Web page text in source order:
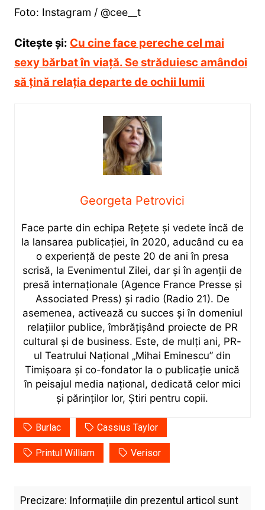
Foto: Instagram / @cee__t
Citește și: Cu cine face pereche cel mai
sexy bărbat în viaţă. Se străduiesc amândoi
să țină relația departe de ochii lumii
Georgeta Petrovici
Face parte din echipa Rețete și vedete încă de
la lansarea publicației, în 2020, aducând cu ea
o experiență de peste 20 de ani în presa
scrisă, la Evenimentul Zilei, dar și în agenții de
presă internaționale (Agence France Presse și
Associated Press) și radio (Radio 21). De
asemenea, activează cu succes și în domeniul
relațiilor publice, îmbrățișând proiecte de PR
cultural și de business. Este, de mulți ani, PR-
ul Teatrului Național „Mihai Eminescu” din
Timișoara și co-fondator la o publicație unică
în peisajul media național, dedicată celor mici
și părinților lor, Știri pentru copii.
Burlac Cassius Taylor
Printul William Verisor
Precizare: Informațiile din prezentul articol sunt